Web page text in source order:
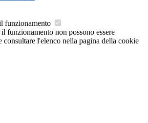
funzionamento
funzionamento non possono essere
consultare l'elenco nella pagina della cookie